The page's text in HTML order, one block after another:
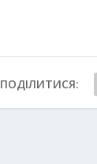
ПОДІЛИТИСЯ: